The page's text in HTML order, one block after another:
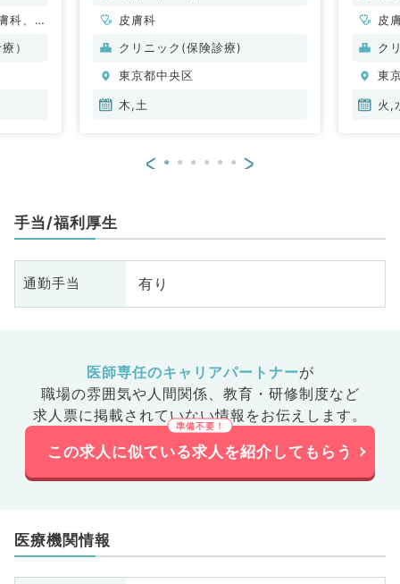
科、美
）
皮膚科
クリニック(保険診療)
東京都中央区
木,土
皮
ク
東
火,
< >
手当/福利厚生
通勤手当 有り
医師専任のキャリアパートナーが
職場の雰囲気や人間関係、 教育・研修制度など
求人票に掲載されていない情報をお伝えします。
この求人に似ている求人を紹介してもらう
医療機関情報